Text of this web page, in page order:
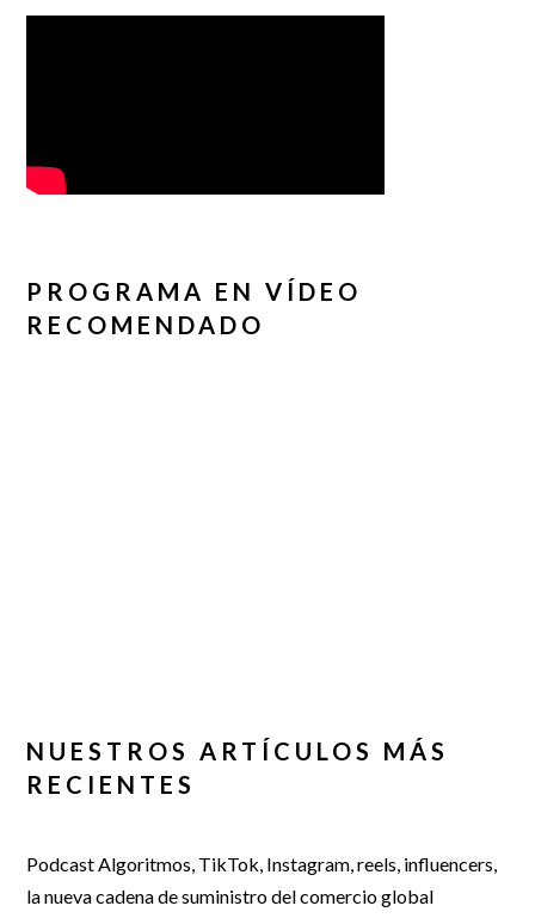
PROGRAMA EN VÍDEO
RECOMENDADO
NUESTROS ARTÍCULOS MÁS
RECIENTES
Podcast Algoritmos, TikTok, Instagram, reels, influencers,
la nueva cadena de suministro del comercio global